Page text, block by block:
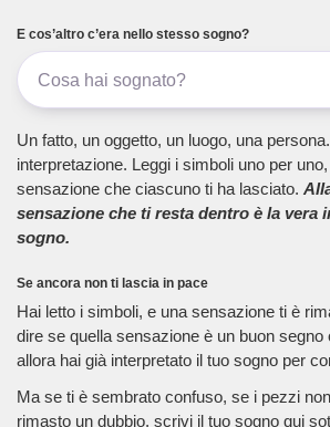
E cos’altro c’era nello stesso sogno?
Un fatto, un oggetto, un luogo, una
interpretazione. Leggi i simboli uno per
sensazione che ciascuno ti ha lasciato.
sensazione che ti resta dentro è la vera
sogno.
Se ancora non ti lascia in pace
Hai letto i simboli, e una sensazione ti è
dire se quella sensazione è un buon segno
allora hai già interpretato il tuo sogno per
Ma se ti è sembrato confuso, se i pezzi
rimasto un dubbio, scrivi il tuo sogno qui